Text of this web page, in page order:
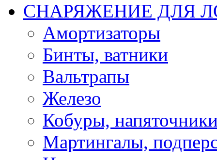
СНАРЯЖЕНИЕ ДЛЯ
Амортизаторы
Бинты, ватники
Вальтрапы
Железо
Кобуры,
Мартингалы,